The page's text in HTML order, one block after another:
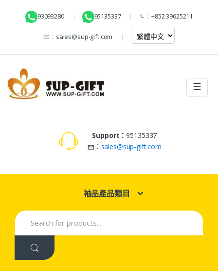
93093280 95135337 ： +852 39625211
： sales@sup-gift.com
☰
Support：95135337
： sales@sup-gift.com
袖品產品類目
Search
for: